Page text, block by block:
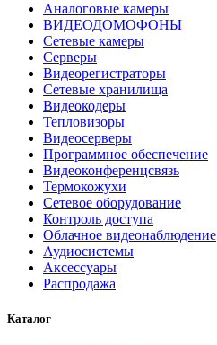
Аналоговые камеры
ВИДЕОДОМОФОНЫ
Сетевые камеры
Серверы
Видеорегистраторы
Сетевые хранилища
Видеокодеры
Тепловизоры
Видеосерверы
Программное обеспечение
Видеоконференцсвязь
Термокожухи
Сетевое оборудование
Контроль доступа
Облачное видеонаблюдение
Аудиосистемы
Аксессуары
Распродажа
Каталог